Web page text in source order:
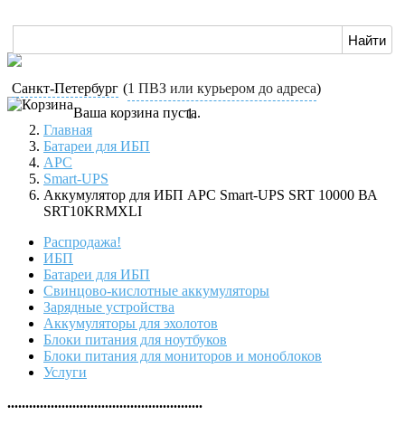
Санкт-Петербург (1 ПВЗ или курьером до адреса)
Ваша корзина пуста.
Главная
Батареи для ИБП
APC
Smart-UPS
Аккумулятор для ИБП APC Smart-UPS SRT 10000 ВА
SRT10KRMXLI
Распродажа!
ИБП
Батареи для ИБП
Свинцово-кислотные аккумуляторы
Зарядные устройства
Аккумуляторы для эхолотов
Блоки питания для ноутбуков
Блоки питания для мониторов и моноблоков
Услуги
......................................................